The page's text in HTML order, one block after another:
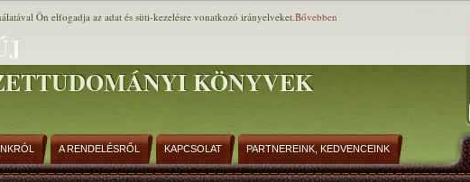
KÖNYVEK
A RENDELÉSRŐL KAPCSOLAT PARTNEREINK, KEDVENCEINK
Ön elfogadja az adat és süti-kezelésre vonatkozó irányelveket.Bővebben